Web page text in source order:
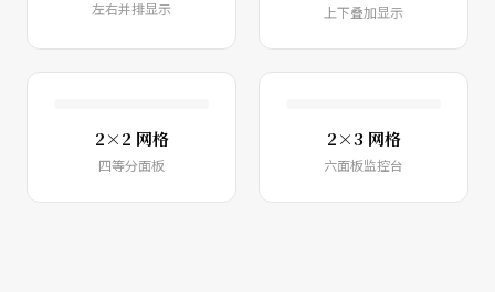
左右并排显示 上下叠加显示
2×2 网格
四等分面板
2×3 网格
六面板监控台